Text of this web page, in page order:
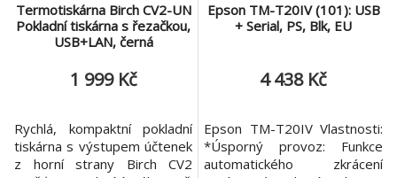
Termotiskárna Birch CV2-UN
Pokladní tiskárna s řezačkou,
USB+LAN, černá
1 999 Kč
Rychlá, kompaktní pokladní
tiskárna s výstupem účtenek
z horní strany Birch CV2
Epson TM-T20IV (101): USB
+ Serial, PS, Blk, EU
4 438 Kč
Epson TM-T20IV Vlastnosti:
*Úsporný provoz: Funkce
automatického zkrácení